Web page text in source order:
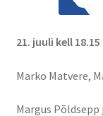
21. juuli kell 18.15
Marko Matvere,
Margus